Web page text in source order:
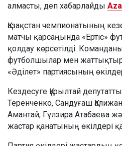
алмасты, деп хабарлайды
Қазақстан чемпионатының
матчы қарсаңында «Ертіс»
қолдау көрсетілді.
футболшылар мен
«Әділет» партиясының
Кездесуге Құрылтай
Теренченко, Сандуғаш
Амантай, Гүлзира Атабаева
жастар қанатының өкілдері